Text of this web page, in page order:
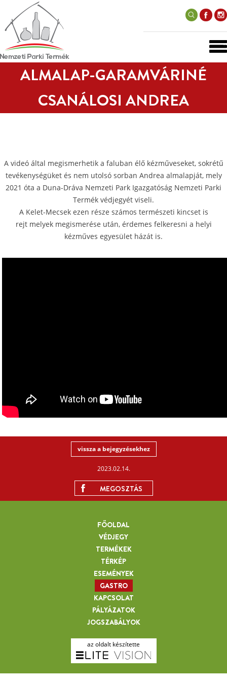
ALMALAP-GARAMVÁRINÉ
CSANÁLOSI ANDREA
A videó által megismerhetik a faluban élő kézműveseket, sokrétű
tevékenységüket és nem utolsó sorban Andrea almalapját, mely
2021 óta a Duna-Dráva Nemzeti Park Igazgatóság Nemzeti Parki
Termék védjegyét viseli.
A Kelet-Mecsek ezen része számos természeti kincset is
rejt melyek megismerése után, érdemes felkeresni a helyi
kézműves egyesület házát is.
vissza a bejegyzésekhez
2023.02.14.
MEGOSZTÁS
FŐOLDAL
VÉDJEGY
TERMÉKEK
TÉRKÉP
ESEMÉNYEK
GASTRO
KAPCSOLAT
PÁLYÁZATOK
JOGSZABÁLYOK
az oldalt készítette